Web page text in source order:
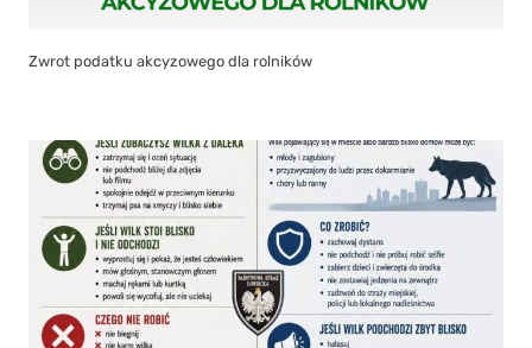
Zwrot podatku akcyzowego dla rolników